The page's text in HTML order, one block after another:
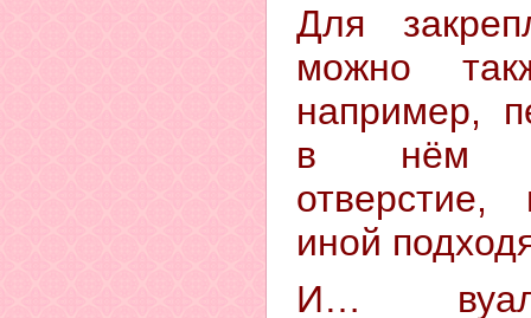
Для
можно
например,
в нём
отверстие,
иной
И…